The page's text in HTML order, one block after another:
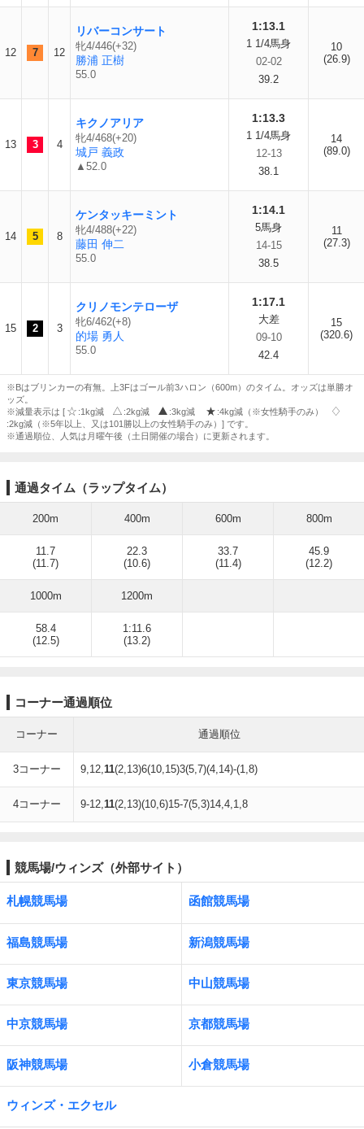
12 7 12
リバーコンサート
牝4/446(+32)
勝浦 正樹
55.0
1:13.1
1 1/4馬身
02-02
39.2
10
(26.9)
13 3 4
キクノアリア
牝4/468(+20)
城戸 義政
▲52.0
1:13.3
1 1/4馬身
12-13
38.1
14
(89.0)
14 5 8
ケンタッキーミント
牝4/488(+22)
藤田 伸二
55.0
1:14.1
5馬身
14-15
38.5
11
(27.3)
15 2 3
クリノモンテローザ
牝6/462(+8)
的場 勇人
55.0
1:17.1
大差
09-10
42.4
15
(320.6)
※Bはブリンカーの有無。上3Fはゴール前3ハロン（600m）のタイム。オッズは単勝オ
ッズ。
※減量表示は [
:1kg減 :2kg減 :3kg減
:4kg減（※女性騎手のみ）
:2kg減（※5年以上、又は101勝以上の女性騎手のみ）] です。
※通過順位、人気は月曜午後（土日開催の場合）に更新されます。
通過タイム（ラップタイム）
200m 400m 600m 800m
11.7
(11.7)
22.3
(10.6)
33.7
(11.4)
45.9
(12.2)
1000m 1200m
58.4
(12.5)
1:11.6
(13.2)
コーナー通過順位
コーナー 通過順位
3コーナー 9,12,11(2,13)6(10,15)3(5,7)(4,14)-(1,8)
4コーナー 9-12,11(2,13)(10,6)15-7(5,3)14,4,1,8
競馬場/ウィンズ（外部サイト）
札幌競馬場 函館競馬場
福島競馬場 新潟競馬場
東京競馬場 中山競馬場
中京競馬場 京都競馬場
阪神競馬場 小倉競馬場
ウィンズ・エクセル